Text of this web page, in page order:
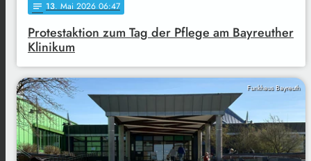
notes 13. Mai 2026 06:47
Protestaktion zum Tag der Pflege am Bayreuther
Klinikum
Funkhaus Bayreuth